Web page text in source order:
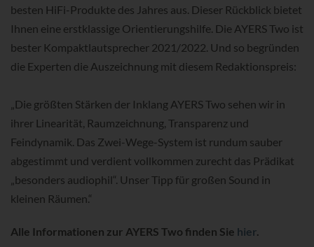
besten HiFi-Produkte des Jahres aus. Dieser Rückblick bietet
Ihnen eine erstklassige Orientierungshilfe. Die AYERS Two ist
bester Kompaktlautsprecher 2021/2022. Und so begründen
die Experten die Auszeichnung mit diesem Redaktionspreis:
„Die größten Stärken der Inklang AYERS Two sehen wir in
ihrer Linearität, Raumzeichnung, Transparenz und
Feindynamik. Das Zwei-Wege-System ist rundum sauber
abgestimmt und verdient vollkommen zurecht das Prädikat
„besonders audiophil“. Unser Tipp für großen Sound in
kleinen Räumen.“
Alle Informationen zur AYERS Two finden Sie hier.